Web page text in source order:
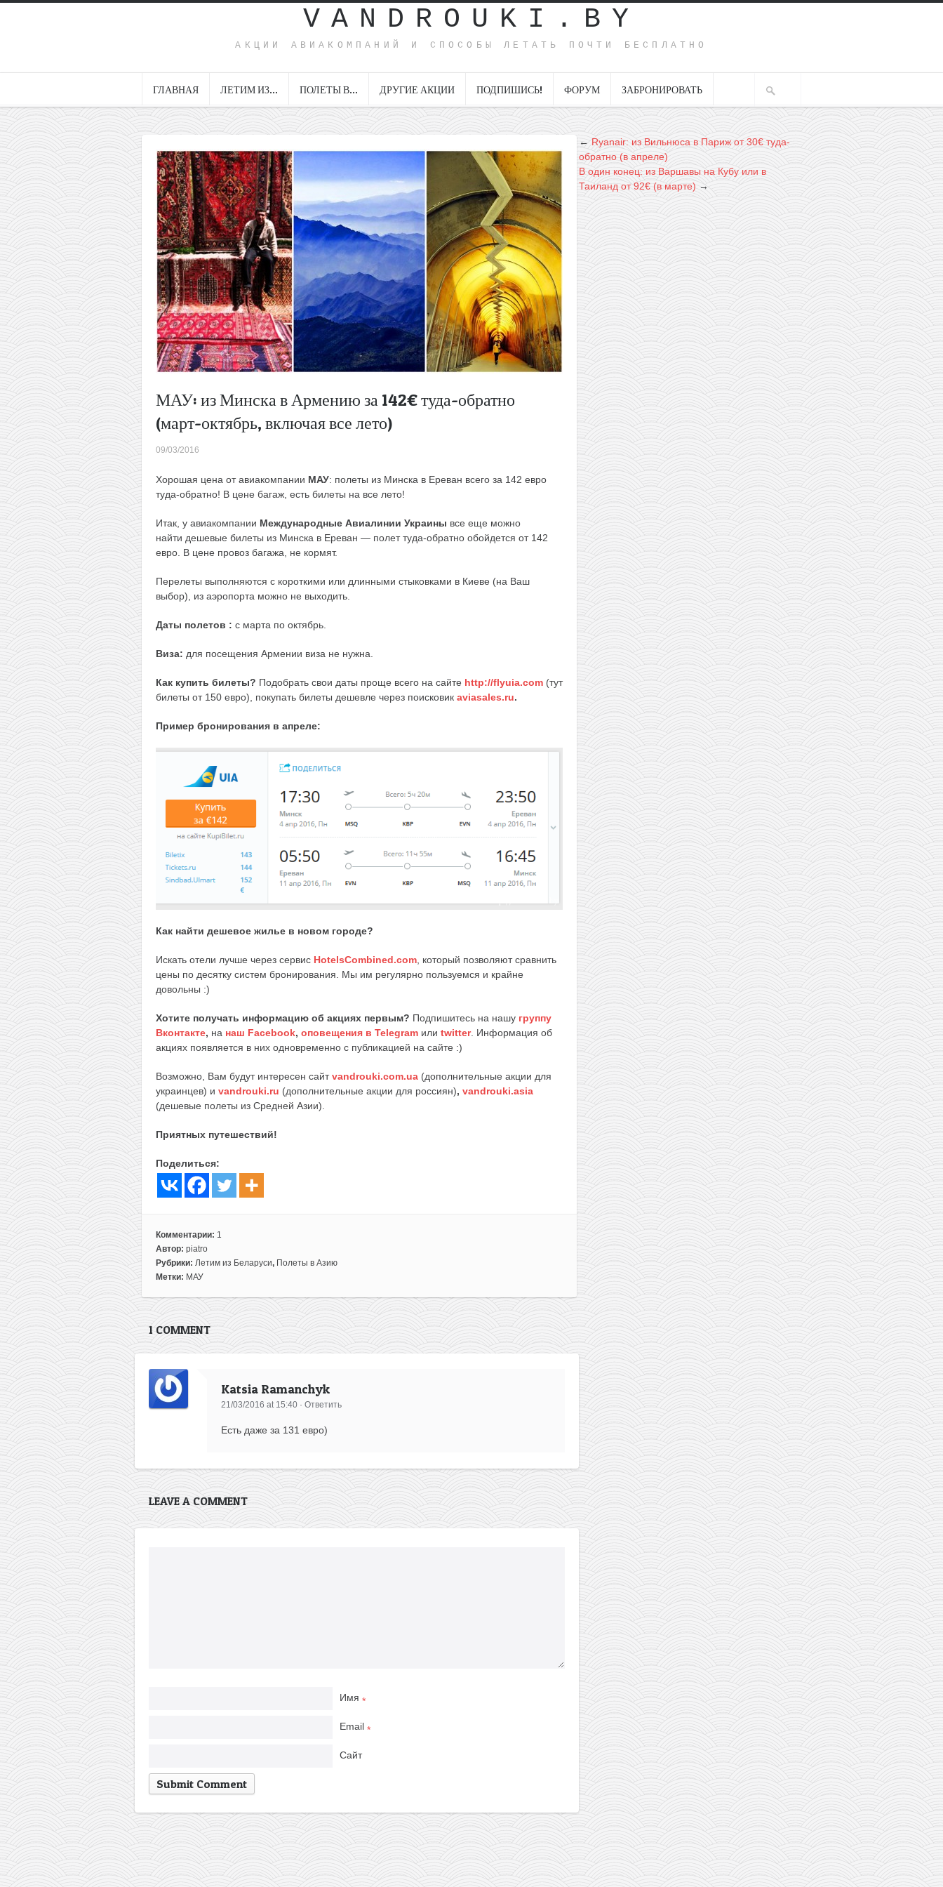
VANDROUKI.BY
АКЦИИ АВИАКОМПАНИЙ И СПОСОБЫ ЛЕТАТЬ ПОЧТИ БЕСПЛАТНО
ГЛАВНАЯ ЛЕТИМ ИЗ… ПОЛЕТЫ В… ДРУГИЕ АКЦИИ ПОДПИШИСЬ! ФОРУМ ЗАБРОНИРОВАТЬ
МАУ: из Минска в Армению за 142€ туда-обратно
(март-октябрь, включая все лето)
09/03/2016
Хорошая цена от авиакомпании МАУ: полеты из Минска в Ереван всего за 142 евро
туда-обратно! В цене багаж, есть билеты на все лето!
Итак, у авиакомпании Международные Авиалинии Украины все еще можно
найти дешевые билеты из Минска в Ереван — полет туда-обратно обойдется от 142
евро. В цене провоз багажа, не кормят.
Перелеты выполняются с короткими или длинными стыковками в Киеве (на Ваш
выбор), из аэропорта можно не выходить.
Даты полетов : с марта по октябрь.
Виза: для посещения Армении виза не нужна.
Как купить билеты? Подобрать свои даты проще всего на сайте http://flyuia.com (тут
билеты от 150 евро), покупать билеты дешевле через поисковик aviasales.ru.
Пример бронирования в апреле:
Как найти дешевое жилье в новом городе?
Искать отели лучше через сервис HotelsCombined.com , который позволяют сравнить
цены по десятку систем бронирования. Мы им регулярно пользуемся и крайне
довольны :)
Хотите получать информацию об акциях первым? Подпишитесь на нашу группу
Вконтакте, на наш Facebook, оповещения в Telegram или twitter. Информация об
акциях появляется в них одновременно с публикацией на сайте :)
Возможно, Вам будут интересен сайтvandrouki.com.ua (дополнительные акции для
украинцев) и vandrouki.ru (дополнительные акции для россиян), vandrouki.asia
(дешевые полеты из Средней Азии).
Приятных путешествий!
Поделиться:
Комментарии: 1
Автор: piatro
Рубрики: Летим из Беларуси, Полеты в Азию
Метки: МАУ
1 COMMENT
Katsia Ramanchyk
21/03/2016 at 15:40 ·Ответить
Есть даже за 131 евро)
LEAVE A COMMENT
Имя *
Email *
Сайт
←Ryanair: из Вильнюса в Париж от 30€ туда-
обратно (в апреле)
В один конец: из Варшавы на Кубу или в
Таиланд от 92€ (в марте) →